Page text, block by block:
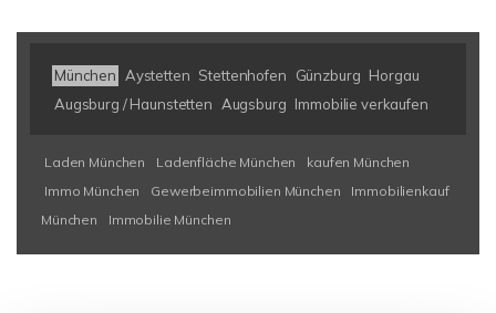
München Aystetten Stettenhofen Günzburg Horgau
Augsburg / Haunstetten
Augsburg Immobilie verkaufen
Laden München Ladenfläche München
kaufen München
Immo München
Gewerbeimmobilien München
Immobilienkauf
München
Immobilie München